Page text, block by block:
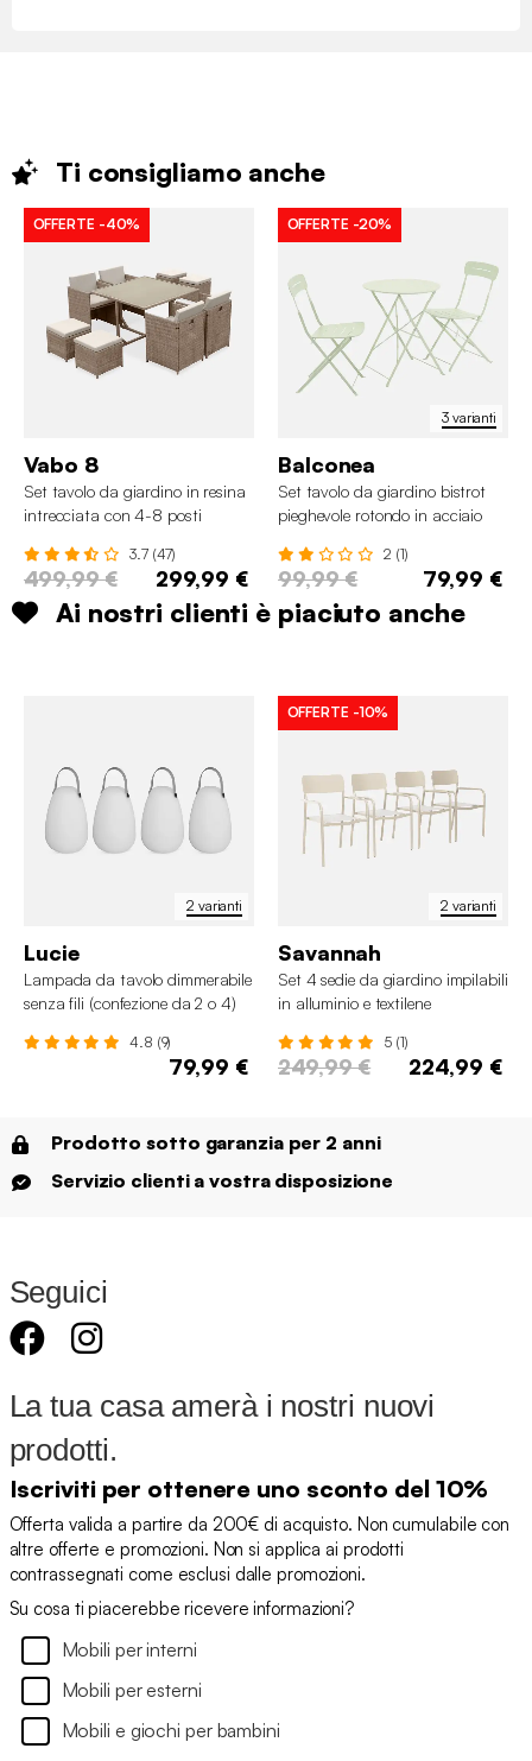
Ti consigliamo anche
OFFERTE -40%
Vabo 8
Set tavolo da giardino in resina
intrecciata con 4-8 posti
3.7 (47)
499,99 € 299,99 €
3 varianti
OFFERTE -20%
Balconea
Set tavolo da giardino bistrot
pieghevole rotondo in acciaio
2 (1)
99,99 € 79,99 €
Ai nostri clienti è piaciuto anche
2 varianti
Lucie
Lampada da tavolo dimmerabile
senza fili (confezione da 2 o 4)
4.8 (9)
79,99 €
2 varianti
OFFERTE -10%
Savannah
Set 4 sedie da giardino impilabili
in alluminio e textilene
5 (1)
249,99 € 224,99 €
Prodotto sotto garanzia per 2 anni
Servizio clienti a vostra disposizione
Seguici
La tua casa amerà i nostri nuovi
prodotti.
Iscriviti per ottenere uno sconto del 10%
Offerta valida a partire da 200€ di acquisto. Non cumulabile con
altre offerte e promozioni. Non si applica ai prodotti
contrassegnati come esclusi dalle promozioni.
Su cosa ti piacerebbe ricevere informazioni?
Mobili per interni
Mobili per esterni
Mobili e giochi per bambini